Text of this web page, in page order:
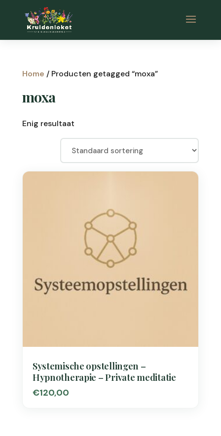
Home / Producten getagged “moxa”
moxa
Enig resultaat
Systemische opstellingen –
Hypnotherapie – Private meditatie
€120,00